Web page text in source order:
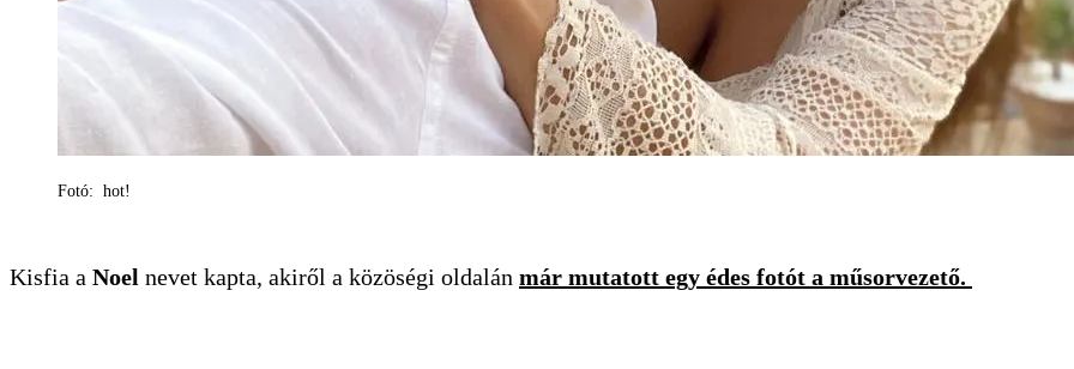
Fotó: hot!
Kisfia a Noel nevet kapta, akiről a közöségi oldalán már mutatott egy édes fotót a műsorvezető.